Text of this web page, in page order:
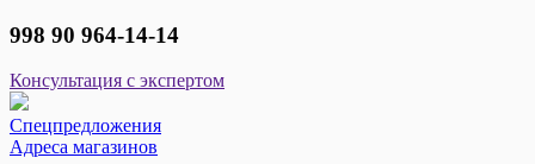
998 90 964-14-14
Консультация с экспертом
Спецпредложения
Адреса магазинов